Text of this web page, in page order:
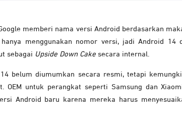
memberi nama versi Android berdasarkan
menggunakan nomor versi, jadi Android 14
sebagai Upside Down Cake secara internal.
belum diumumkan secara resmi, tetapi
OEM untuk perangkat seperti Samsung dan
Android baru karena mereka harus